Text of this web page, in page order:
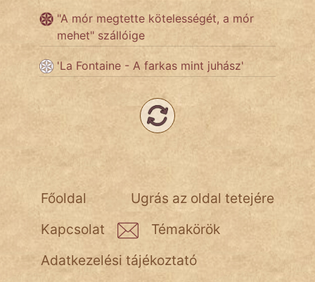
"A mór megtette kötelességét, a mór
mehet" szállóige
'La Fontaine - A farkas mint juhász'
Ugrás az oldal tetejére
Főoldal
Kapcsolat
Témakörök
Adatkezelési tájékoztató